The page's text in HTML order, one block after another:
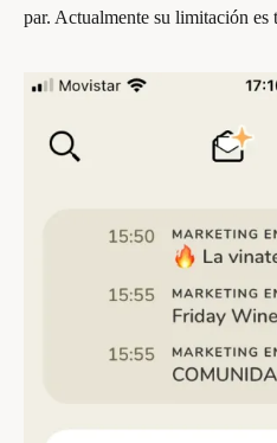
par. Actualmente su limitación es